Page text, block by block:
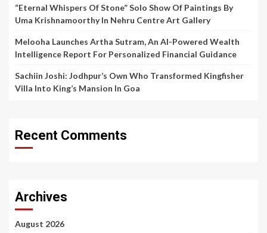
“Eternal Whispers Of Stone” Solo Show Of Paintings By
Uma Krishnamoorthy In Nehru Centre Art Gallery
Melooha Launches Artha Sutram, An AI-Powered Wealth
Intelligence Report For Personalized Financial Guidance
Sachiin Joshi: Jodhpur’s Own Who Transformed Kingfisher
Villa Into King’s Mansion In Goa
Recent Comments
Archives
August 2026